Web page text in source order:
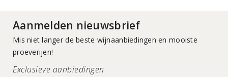
Aanmelden nieuwsbrief
Mis niet langer de beste wijnaanbiedingen en mooiste
proeverijen!
Exclusieve aanbiedingen